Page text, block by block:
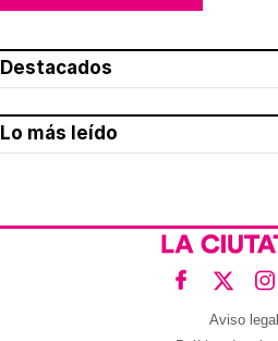
Destacados
Lo más leído
Aviso legal